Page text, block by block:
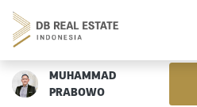
MUHAMMAD
PRABOWO